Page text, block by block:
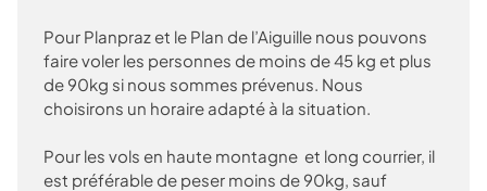
Pour Planpraz et le Plan de l’Aiguille nous pouvons
faire voler les personnes de moins de 45 kg et plus
de 90kg si nous sommes prévenus. Nous
choisirons un horaire adapté à la situation.
Pour les vols en haute montagne et long courrier, il
est préférable de peser moins de 90kg, sauf